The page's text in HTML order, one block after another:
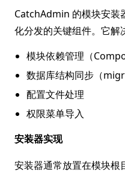
CatchAdmin 的模块安
化分发的关键组件。它解
模块依赖管理（
数据库结构同步（
配置文件处理
权限菜单导入
安装器实现
安装器通常放置在模块根